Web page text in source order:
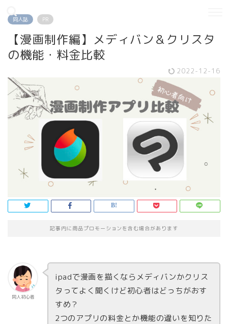
同人誌 PR
【漫画制作編】メディバン＆クリスタ
の機能・料金比較
2022-12-16
記事内に商品プロモーションを含む場合があります
同人初心者
ipadで漫画を描くならメディバンかクリス
タってよく聞くけど初心者はどっちがおす
すめ？
2つのアプリの料金とか機能の違いを知りた